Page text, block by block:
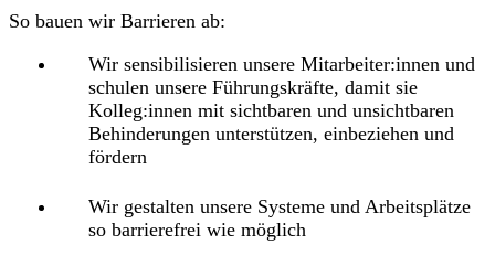
So bauen wir Barrieren ab:
Wir sensibilisieren unsere Mitarbeiter:innen und
schulen unsere Führungskräfte, damit sie
Kolleg:innen mit sichtbaren und unsichtbaren
Behinderungen unterstützen, einbeziehen und
fördern
Wir gestalten unsere Systeme und Arbeitsplätze
so barrierefrei wie möglich